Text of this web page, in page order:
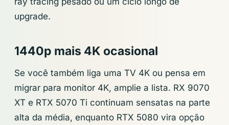
upgrade.
1440p mais 4K ocasional
Se você também liga uma TV 4K ou pensa em
migrar para monitor 4K, amplie a lista. RX 9070
XT e RTX 5070 Ti continuam sensatas na parte
alta da média, enquanto RTX 5080 vira opção